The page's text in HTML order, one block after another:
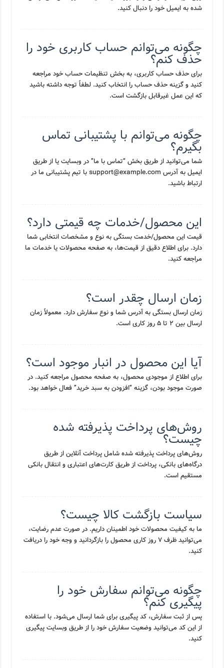
شده به ایمیل خود را دنبال کنید.
چگونه می‌توانم حساب کاربری خود را
حذف کنم؟
برای حذف حساب کاربری، به بخش تنظیمات حساب خود مراجعه
کنید و گزینه حذف حساب را انتخاب کنید. لطفاً توجه داشته باشید
که این عمل غیرقابل بازگشت است.
چگونه می‌توانم با پشتیبانی تماس
بگیرم؟
شما می‌توانید از طریق بخش “تماس با ما” در وبسایت یا از طریق
ایمیل به آدرس support@example.com با تیم پشتیبانی ما در
ارتباط باشید.
این محصول/خدمات چه قیمتی دارد؟
قیمت این محصول/خدمت بستگی به نوع و مشخصات انتخابی شما
دارد. برای اطلاع دقیق از قیمت‌ها، به صفحه محصولات یا خدمات ما
مراجعه کنید.
زمان ارسال چقدر است؟
زمان ارسال بستگی به آدرس شما و نوع سفارش دارد. معمولاً زمان
ارسال بین ۲ تا ۵ روز کاری است.
آیا این محصول در انبار موجود است؟
برای اطلاع از موجودی محصول، به صفحه محصول مراجعه کنید. در
صورت موجود بودن، گزینه “افزودن به سبد خرید” فعال خواهد بود.
روش‌های پرداخت پذیرفته شده
چیست؟
روش‌های پرداخت پذیرفته شده شامل پرداخت آنلاین از طریق
درگاه‌های بانکی، پرداخت از طریق کارت‌های اعتباری و انتقال بانکی
مستقیم است.
سیاست بازگشت کالا چیست؟
ما به کیفیت محصولات خود اطمینان داریم. در صورت عدم رضایت،
می‌توانید ظرف ۷ روز کاری محصول را بازگردانید و وجه خود را دریافت
کنید.
چگونه می‌توانم سفارش خود را
پیگیری کنم؟
پس از ثبت سفارش، کد پیگیری برای شما ارسال می‌شود. با استفاده
از این کد می‌توانید وضعیت سفارش خود را از طریق وبسایت پیگیری
کنید.